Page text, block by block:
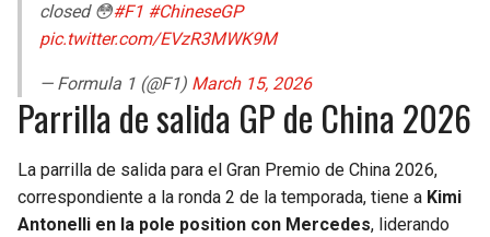
closed 😳#F1 #ChineseGP
pic.twitter.com/EVzR3MWK9M
— Formula 1 (@F1) March 15, 2026
Parrilla de salida GP de China 2026
La parrilla de salida para el Gran Premio de China 2026,
correspondiente a la ronda 2 de la temporada, tiene a Kimi
Antonelli en la pole position con Mercedes, liderando